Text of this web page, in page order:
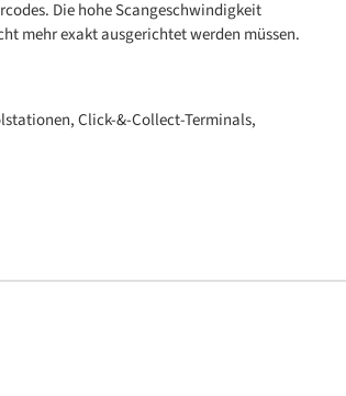
Die hohe Scangeschwindigkeit
mehr exakt ausgerichtet werden müssen.
Click-&-Collect-Terminals,